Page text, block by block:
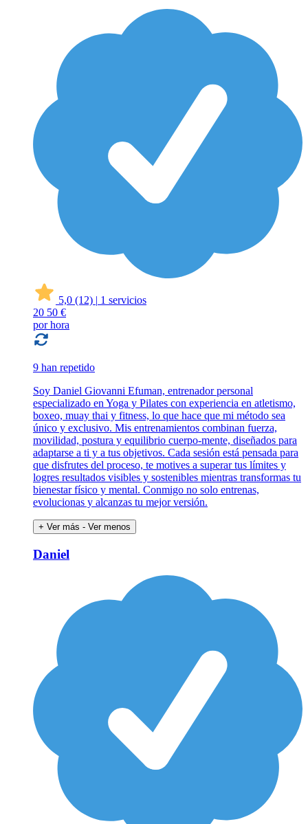
5,0 (12) | 1 servicios
20 50 €
por hora
9 han repetido
Soy Daniel Giovanni Efuman, entrenador personal
especializado en Yoga y Pilates con experiencia en atletismo,
boxeo, muay thai y fitness, lo que hace que mi método sea
único y exclusivo. Mis entrenamientos combinan fuerza,
movilidad, postura y equilibrio cuerpo-mente, diseñados para
adaptarse a ti y a tus objetivos. Cada sesión está pensada para
que disfrutes del proceso, te motives a superar tus límites y
logres resultados visibles y sostenibles mientras transformas tu
bienestar físico y mental. Conmigo no solo entrenas,
evolucionas y alcanzas tu mejor versión.
+ Ver más - Ver menos
Daniel